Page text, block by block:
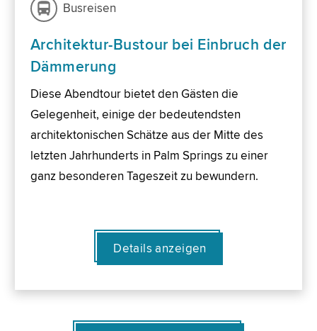
Busreisen
Architektur-Bustour bei Einbruch der
Dämmerung
Diese Abendtour bietet den Gästen die
Gelegenheit, einige der bedeutendsten
architektonischen Schätze aus der Mitte des
letzten Jahrhunderts in Palm Springs zu einer
ganz besonderen Tageszeit zu bewundern.
Details anzeigen